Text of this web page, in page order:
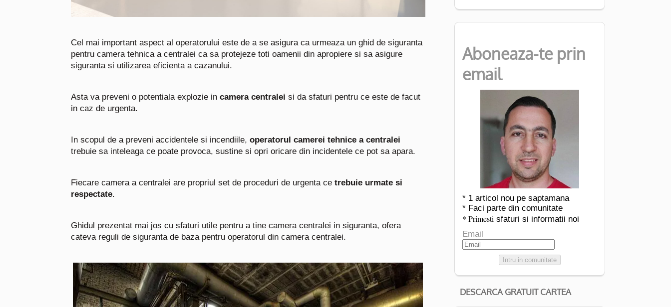
Cel mai important aspect al operatorului este de a se asigura ca urmeaza un ghid de siguranta
pentru camera tehnica a centralei ca sa protejeze toti oamenii din apropiere si sa asigure
siguranta si utilizarea eficienta a cazanului.
Asta va preveni o potentiala explozie in camera centralei si da sfaturi pentru ce este de facut
in caz de urgenta.
In scopul de a preveni accidentele si incendiile, operatorul camerei tehnice a centralei
trebuie sa inteleaga ce poate provoca, sustine si opri oricare din incidentele ce pot sa apara.
Fiecare camera a centralei are propriul set de proceduri de urgenta ce trebuie urmate si
respectate.
Ghidul prezentat mai jos cu sfaturi utile pentru a tine camera centralei in siguranta, ofera
cateva reguli de siguranta de baza pentru operatorul din camera centralei.
Aboneaza-te prin
email
* 1 articol nou pe saptamana
* Faci parte din comunitate
* Primestisfaturi si informatii noi
Email
Intru in comunitate
DESCARCA GRATUIT CARTEA